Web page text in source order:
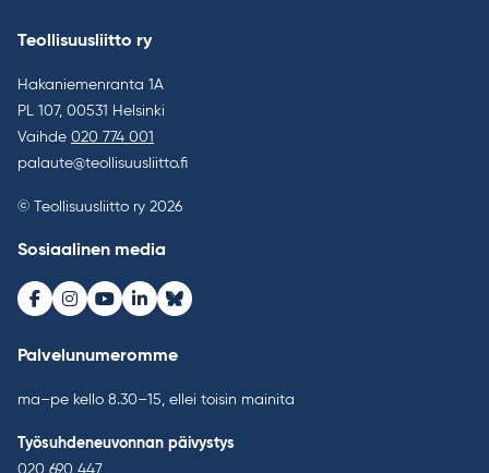
Teollisuusliitto ry
Hakaniemenranta 1A
PL 107, 00531 Helsinki
Vaihde 020 774 001
palaute@teollisuusliitto.fi
© Teollisuusliitto ry 2026
Sosiaalinen media
Facebook
Instagram
Youtube
LinkedInBluesky
Palvelunumeromme
ma–pe kello 8.30–15, ellei toisin mainita
Työsuhdeneuvonnan päivystys
020 690 447